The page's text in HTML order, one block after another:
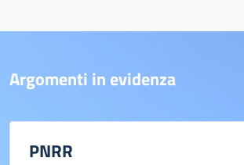
Argomenti in evidenza
PNRR